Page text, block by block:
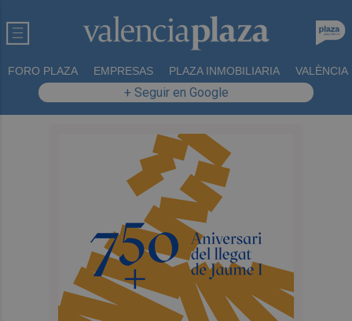
FORO PLAZA EMPRESAS PLAZA INMOBILIARIA VALÈNCIA
+ Seguir en Google